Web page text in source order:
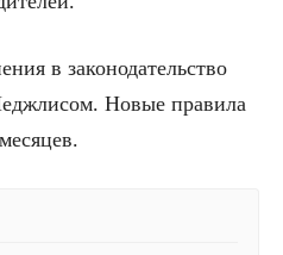
в законодательство
Новые правила